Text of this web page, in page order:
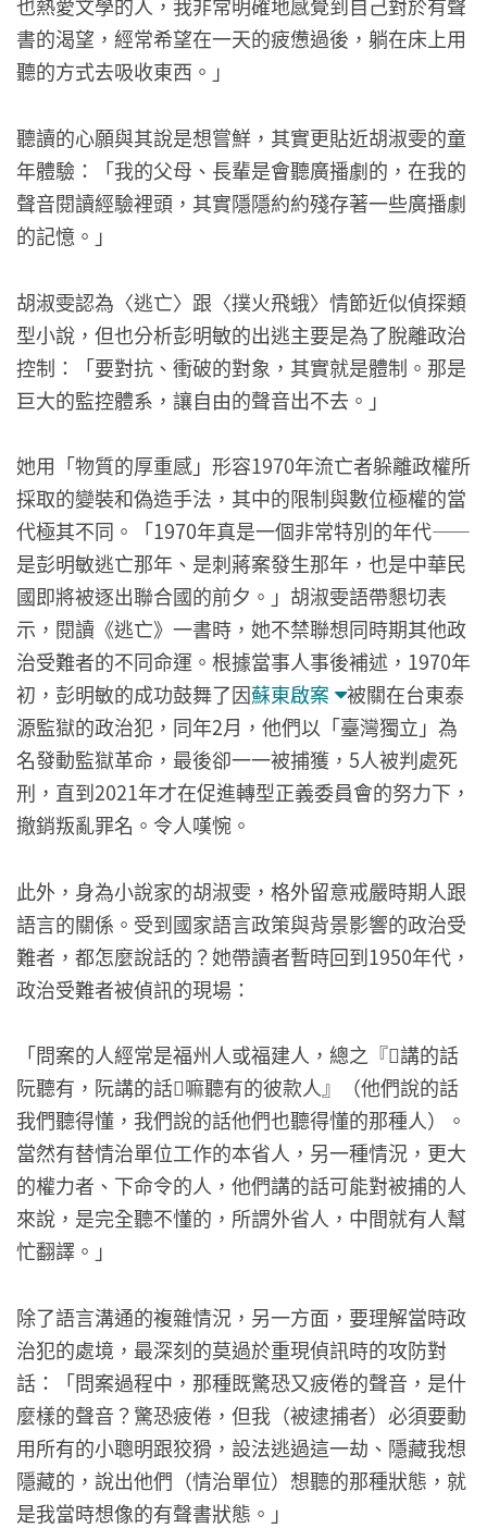
也熱愛文學的人，我非常明確地感覺到自己對於有聲
書的渴望，經常希望在一天的疲憊過後，躺在床上用
聽的方式去吸收東西。」
聽讀的心願與其說是想嘗鮮，其實更貼近胡淑雯的童
年體驗：「我的父母、長輩是會聽廣播劇的，在我的
聲音閱讀經驗裡頭，其實隱隱約約殘存著一些廣播劇
的記憶。」
胡淑雯認為〈逃亡〉跟〈撲火飛蛾〉情節近似偵探類
型小說，但也分析彭明敏的出逃主要是為了脫離政治
控制：「要對抗、衝破的對象，其實就是體制。那是
巨大的監控體系，讓自由的聲音出不去。」
她用「物質的厚重感」形容1970年流亡者躲離政權所
採取的變裝和偽造手法，其中的限制與數位極權的當
代極其不同。「1970年真是一個非常特別的年代——
是彭明敏逃亡那年、是刺蔣案發生那年，也是中華民
國即將被逐出聯合國的前夕。」胡淑雯語帶懇切表
示，閱讀《逃亡》一書時，她不禁聯想同時期其他政
治受難者的不同命運。根據當事人事後補述，1970年
初，彭明敏的成功鼓舞了因蘇東啟案
被關在台東泰
源監獄的政治犯，同年2月，他們以「臺灣獨立」為
名發動監獄革命，最後卻一一被捕獲，5人被判處死
刑，直到2021年才在促進轉型正義委員會的努力下，
撤銷叛亂罪名。令人嘆惋。
此外，身為小說家的胡淑雯，格外留意戒嚴時期人跟
語言的關係。受到國家語言政策與背景影響的政治受
難者，都怎麼說話的？她帶讀者暫時回到1950年代，
政治受難者被偵訊的現場：
「問案的人經常是福州人或福建人，總之『𪜶講的話
阮聽有，阮講的話𪜶嘛聽有的彼款人』（他們說的話
我們聽得懂，我們說的話他們也聽得懂的那種人）。
當然有替情治單位工作的本省人，另一種情況，更大
的權力者、下命令的人，他們講的話可能對被捕的人
來說，是完全聽不懂的，所謂外省人，中間就有人幫
忙翻譯。」
除了語言溝通的複雜情況，另一方面，要理解當時政
治犯的處境，最深刻的莫過於重現偵訊時的攻防對
話：「問案過程中，那種既驚恐又疲倦的聲音，是什
麼樣的聲音？驚恐疲倦，但我（被逮捕者）必須要動
用所有的小聰明跟狡猾，設法逃過這一劫、隱藏我想
隱藏的，說出他們（情治單位）想聽的那種狀態，就
是我當時想像的有聲書狀態。」